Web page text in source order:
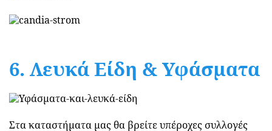
6. Λευκά Είδη & Υφάσματα
Στα καταστήματα μας θα βρείτε υπέροχες συλλογές